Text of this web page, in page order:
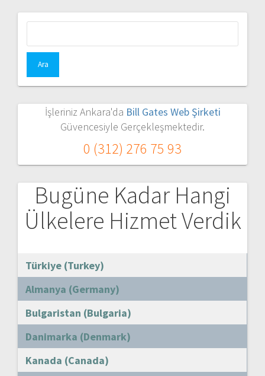
İşleriniz Ankara'da Bill Gates Web Şirketi
Güvencesiyle Gerçekleşmektedir.
0 (312) 276 75 93
Bugüne Kadar Hangi
Ülkelere Hizmet Verdik
Türkiye (Turkey)
Almanya (Germany)
Bulgaristan (Bulgaria)
Danimarka (Denmark)
Kanada (Canada)